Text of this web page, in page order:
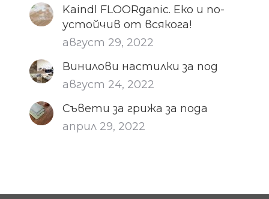
Kaindl FLOORganic. Еко и по-
устойчив от всякога!
август 29, 2022
Винилови настилки за под
август 24, 2022
Съвети за грижа за пода
април 29, 2022